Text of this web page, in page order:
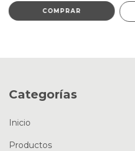
Categorías
Inicio
Productos